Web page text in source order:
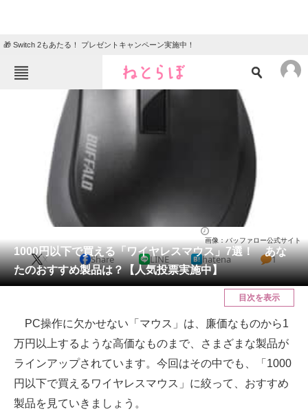
🎁 Switch 2もあたる！ プレゼントキャンペーン実施中！
ねとらぼメニュー
会員記事
メディア
ITの今と未来を見通す
スマホと通信の最新トレンド
進化するPCとデバイスの未来
1000円以下で買える「ワイヤレスマウス」7選！ あな
たのおすすめ製品は？【人気投票実施中】
画像：バッファロー公式サイト
X Share LINE hatena 1
目次を表示
PC操作に欠かせない「マウス」は、廉価なものから1
万円以上するような高価なものまで、さまざまな製品が
ラインアップされています。今回はその中でも、「1000
円以下で買えるワイヤレスマウス」に絞って、おすすめ
製品を見ていきましょう。